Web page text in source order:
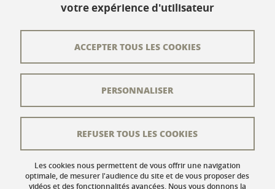
L'équipe éditoriale
Crédits
Mentions légales
Données personnelles
votre expérience d'utilisateur
Les cookies nous permettent de vous offrir une navigation
optimale, de mesurer l'audience du site et de vous proposer des
vidéos et des fonctionnalités avancées. Nous vous donnons la
ACCEPTER TOUS LES COOKIES
REFUSER TOUS LES COOKIES
PERSONNALISER